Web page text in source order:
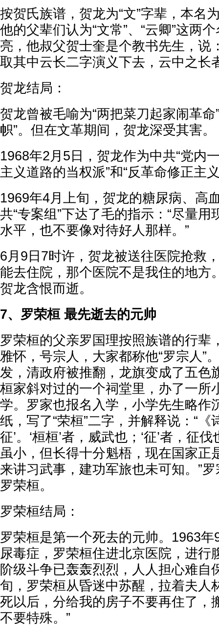
按贺氏族谱，贺龙为“文”字辈，本名
他的父辈们认为“文常”、“云卿”这两
亮，他叔父贺士奎是个教书先生，说
取其中云长二字演义下去，云中之长
贺龙结局：
贺龙曾被毛喻为“两把菜刀起家闹革命
帜”。但在文革期间，贺龙深受其害。
1968年2月5日，贺龙作为中共“党内
主义道路的当权派”和“反革命修正主
1969年4月上旬，贺龙的糖尿病、高
共“专案组”下达了毛的指示：“尽量
水平，也不要像对待好人那样。”
6月9日7时许，贺龙被送往医院抢救
能去住院，那个医院不是我住的地方
贺龙含恨而逝。
7、罗荣桓 最先逝去的元帅
罗荣桓的父亲罗国理按照族谱的行辈
雅怀，号宗人，大家都称他“罗宗人”
发，清政府被推翻，龙旗变成了五色
桓家斜对过的一个祠堂里，办了一所
学。罗家也报名入学，小学先生略作
纸，写了“荣桓”二字，并解释说：“《
征’。‘桓桓’者，威武也；‘征’者，征
虽小，但长得十分魁梧，现在国家正
来讲习武事，建功军旅也未可知。”
罗荣桓。
罗荣桓结局：
罗荣桓是第一个死去的元帅。1963
尿毒症，罗荣桓住进北京医院，进行
阶级斗争已轰轰烈烈，人人担心难自
旬，罗荣桓从昏迷中苏醒，拉着夫人
死以后，分给我的房子不要再住了，
不要特殊。”